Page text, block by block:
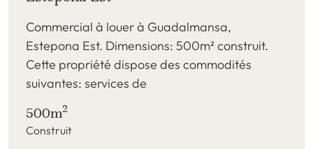
Commercial à louer à Guadalmansa,
Estepona Est. Dimensions: 500m² construit.
Cette propriété dispose des commodités
suivantes: services de
500m2
Construit